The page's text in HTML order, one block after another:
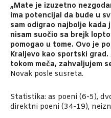
„Mate je izuzetno
ima potencijal da bude u
sam odigrao najbolje kada
nisam suočio sa brejk
pomogao u tome. Ovo je
Kraljevo kao sportski
tokom meča, zahvaljujem
Novak posle susreta.
Statistika: as poeni (6-5),
direktni poeni (34-19),